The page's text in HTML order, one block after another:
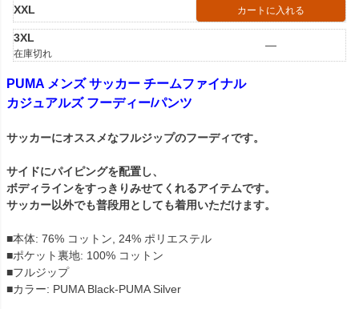
XXL カートに入れる
3XL
在庫切れ
—
PUMA メンズ サッカー チームファイナル
カジュアルズ フーディー/パンツ
サッカーにオススメなフルジップのフーディです。
サイドにパイピングを配置し、
ボディラインをすっきりみせてくれるアイテムです。
サッカー以外でも普段用としても着用いただけます。
■本体: 76% コットン, 24% ポリエステル
■ポケット裏地: 100% コットン
■フルジップ
■カラー: PUMA Black-PUMA Silver